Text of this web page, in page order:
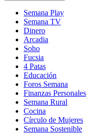
Semana Play
Semana TV
Dinero
Arcadia
Soho
in
new
window
Fucsia
in
new
window
4 Patas
Educación
Foros Semana
Finanzas Personales
Semana Rural
Cocina
Círculo de Mujeres
Semana Sostenible